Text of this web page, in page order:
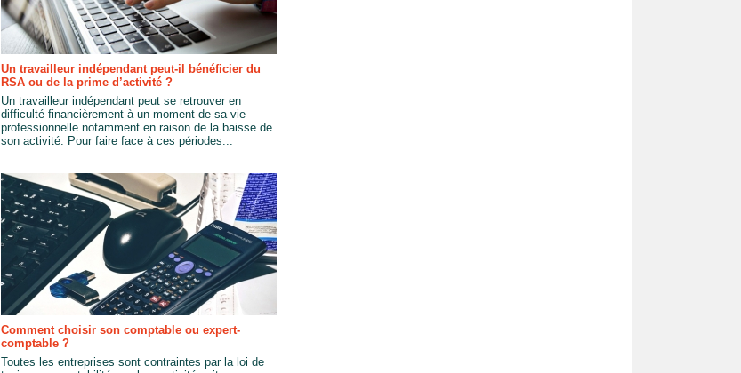
Un travailleur indépendant peut-il bénéficier du
RSA ou de la prime d’activité ?
Un travailleur indépendant peut se retrouver en
difficulté financièrement à un moment de sa vie
professionnelle notamment en raison de la baisse de
son activité. Pour faire face à ces périodes...
Comment choisir son comptable ou expert-
comptable ?
Toutes les entreprises sont contraintes par la loi de